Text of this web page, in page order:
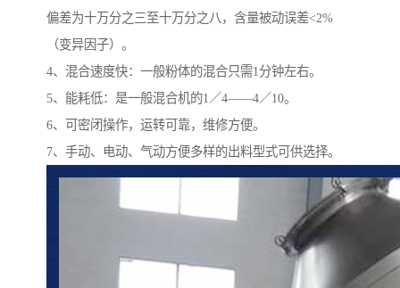
偏差为十万分之三至十万分之八，含量被动误差<2%
（变异因子）。
4、混合速度快：一般粉体的混合只需1分钟左右。
5、能耗低：是一般混合机的1／4——4／10。
6、可密闭操作，运转可靠，维修方便。
7、手动、电动、气动方便多样的出料型式可供选择。